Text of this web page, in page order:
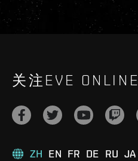
关注EVE ONLINE
ZH EN FR DE RU JA